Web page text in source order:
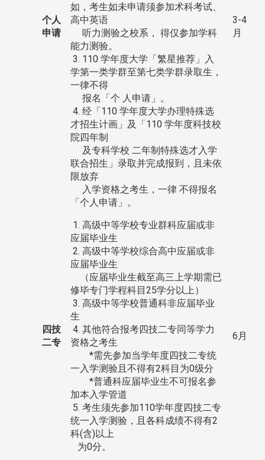
个人
申请
如，考生如未申请须参加术科考试、
高中英语
听力测验之校系， 得仅参加学科
能力测验。
3. 110 学年度大学「繁星推荐」入
学第一类学群至第七类学群录取生，
一律不得
报名「个 人申请」。
4. 经「110 学年度大学办理特殊选
才招生计画」及「110 学年度科技校
院四年制
及专科学校 二年制特殊选才入学
联合招生」录取并完成报到，且未依
限放弃
入学资格之考生，一律 不得报名
「个人申请」。
3-4
月
四技
二专
1. 高级中等学校专业群科应届或非
应届毕业生
2. 高级中等学校综合高中应届或非
应届毕业生
（应届毕业生截至高三上学期需已
修毕专门学程科目25学分以上）
3. 高级中等学校普通科非应届毕业
生
4. 其他符合报考四技二专同等学力
资格之考生
*需先参加当学年度四技二专统
一入学测验且不得有2科目为0级分
*普通科应届毕业生不可报名参
加本入学管道
5. 考生须先参加110学年度四技二专
统一入学测验，且各科成绩不得有2
科(含)以上
为0分。
6月